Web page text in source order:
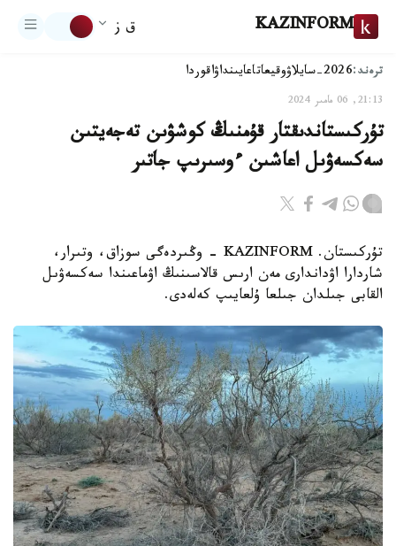
KAZINFORM ق ز
ترەند:2026-سايلاۋ وقيعاتاعايىنداۋاقوردا
21:13, 06 مامىر 2024
تۇركىستاندىقتار قۇمنىڭ كوشۋىن تەجەيتىن
سەكسەۋىل اعاشىن ءوسىرىپ جاتىر
تۇركىستان. KAZINFORM - وڭىردەگى سوزاق، وتىرار،
شاردارا اۋداندارى مەن ارىس قالاسىنىڭ اۋماعىندا سەكسەۋىل
القابى جىلدان جىلعا ۇلعايىپ كەلەدى.